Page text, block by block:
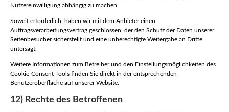
Nutzereinwilligung abhängig zu machen.
Soweit erforderlich, haben wir mit dem Anbieter einen
Auftragsverarbeitungsvertrag geschlossen, der den Schutz der Daten unserer
Seitenbesucher sicherstellt und eine unberechtigte Weitergabe an Dritte
untersagt.
Weitere Informationen zum Betreiber und den Einstellungsmöglichkeiten des
Cookie-Consent-Tools finden Sie direkt in der entsprechenden
Benutzeroberfläche auf unserer Website.
12) Rechte des Betroffenen